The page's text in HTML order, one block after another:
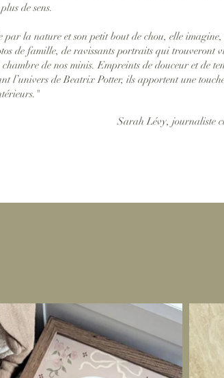
de sens.
par la nature et son petit bout de chou, elle
de famille, de ravissants portraits qui trouveront
de nos minis. Empreints de douceur et de
l’univers de Beatrix Potter, ils apportent une
Sarah Lévy, journaliste